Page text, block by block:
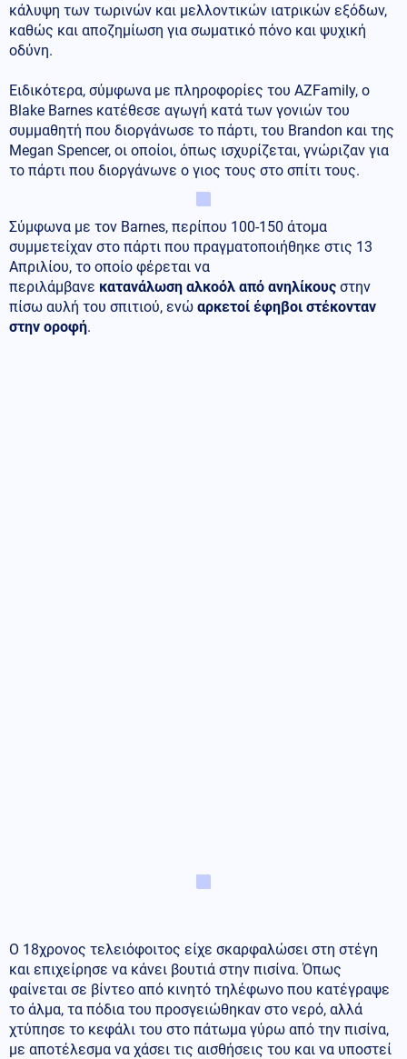
κάλυψη των τωρινών και μελλοντικών ιατρικών εξόδων,
καθώς και αποζημίωση για σωματικό πόνο και ψυχική
οδύνη.
Ειδικότερα, σύμφωνα με πληροφορίες του AZFamily, ο
Blake Barnes κατέθεσε αγωγή κατά των γονιών του
συμμαθητή που διοργάνωσε το πάρτι, του Brandon και της
Megan Spencer, οι οποίοι, όπως ισχυρίζεται, γνώριζαν για
το πάρτι που διοργάνωνε ο γιος τους στο σπίτι τους.
Σύμφωνα με τον Barnes, περίπου 100-150 άτομα
συμμετείχαν στο πάρτι που πραγματοποιήθηκε στις 13
Απριλίου, το οποίο φέρεται να
περιλάμβανε κατανάλωση αλκοόλ από ανηλίκους στην
πίσω αυλή του σπιτιού, ενώ αρκετοί έφηβοι στέκονταν
στην οροφή.
Ο 18χρονος τελειόφοιτος είχε σκαρφαλώσει στη στέγη
και επιχείρησε να κάνει βουτιά στην πισίνα. Όπως
φαίνεται σε βίντεο από κινητό τηλέφωνο που κατέγραψε
το άλμα, τα πόδια του προσγειώθηκαν στο νερό, αλλά
χτύπησε το κεφάλι του στο πάτωμα γύρω από την πισίνα,
με αποτέλεσμα να χάσει τις αισθήσεις του και να υποστεί